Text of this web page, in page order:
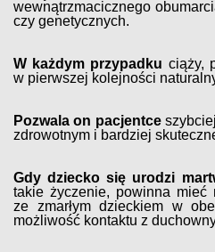
wewnątrzmacicznego
czy genetycznych.
W każdym przypadku ciąży,
w pierwszej kolejności
Pozwala on pacjentce
zdrowotnym i bardziej
Gdy dziecko się urodzi
takie życzenie, powinna mieć
ze zmarłym dzieckiem w
możliwość kontaktu z